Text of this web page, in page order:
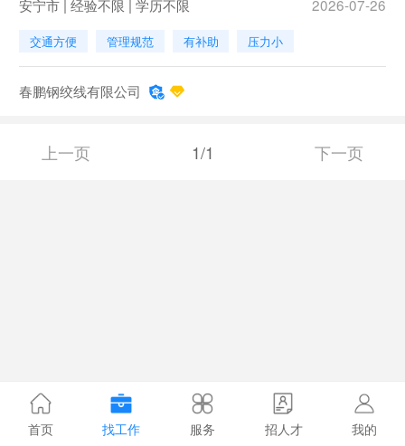
安宁市 | 经验不限 | 学历不限 2026-07-26
交通方便 管理规范 有补助 压力小
春鹏钢绞线有限公司
上一页 1/1 下一页
首页 找工作 服务 招人才 我的